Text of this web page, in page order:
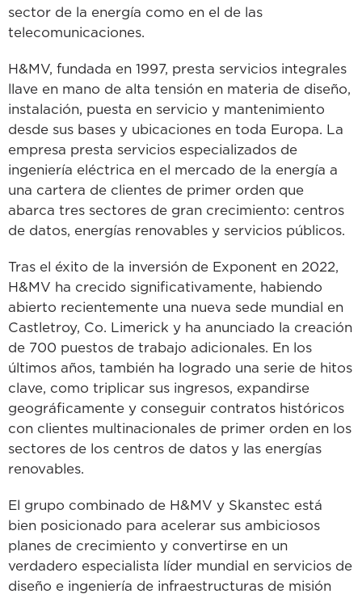
sector de la energía como en el de las
telecomunicaciones.
H&MV, fundada en 1997, presta servicios integrales
llave en mano de alta tensión en materia de diseño,
instalación, puesta en servicio y mantenimiento
desde sus bases y ubicaciones en toda Europa. La
empresa presta servicios especializados de
ingeniería eléctrica en el mercado de la energía a
una cartera de clientes de primer orden que
abarca tres sectores de gran crecimiento: centros
de datos, energías renovables y servicios públicos.
Tras el éxito de la inversión de Exponent en 2022,
H&MV ha crecido significativamente, habiendo
abierto recientemente una nueva sede mundial en
Castletroy, Co. Limerick y ha anunciado la creación
de 700 puestos de trabajo adicionales. En los
últimos años, también ha logrado una serie de hitos
clave, como triplicar sus ingresos, expandirse
geográficamente y conseguir contratos históricos
con clientes multinacionales de primer orden en los
sectores de los centros de datos y las energías
renovables.
El grupo combinado de H&MV y Skanstec está
bien posicionado para acelerar sus ambiciosos
planes de crecimiento y convertirse en un
verdadero especialista líder mundial en servicios de
diseño e ingeniería de infraestructuras de misión